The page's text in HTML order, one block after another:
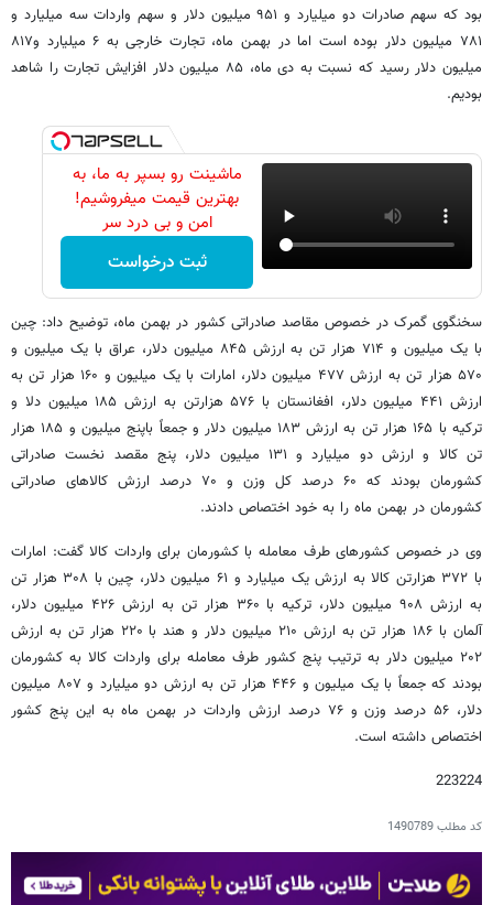
بود که سهم صادرات دو میلیارد و ۹۵۱ میلیون دلار و سهم واردات سه میلیارد و
۷۸۱ میلیون دلار بوده است اما در بهمن ماه، تجارت خارجی به ۶ میلیارد و۸۱۷
میلیون دلار رسید که نسبت به دی ماه، ۸۵ میلیون دلار افزایش تجارت را شاهد
بودیم.
ماشینت رو بسپر به ما، به
بهترین قیمت میفروشیم!
امن و بی درد سر
ثبت درخواست
سخنگوی گمرک در خصوص مقاصد صادراتی کشور در بهمن ماه، توضیح داد: چین
با یک میلیون و ۷۱۴ هزار تن به ارزش ۸۴۵ میلیون دلار، عراق با یک میلیون و
۵۷۰ هزار تن به ارزش ۴۷۷ میلیون دلار، امارات با یک میلیون و ۱۶۰ هزار تن به
ارزش ۴۴۱ میلیون دلار، افغانستان با ۵۷۶ هزارتن به ارزش ۱۸۵ میلیون دلا و
ترکیه با ۱۶۵ هزار تن به ارزش ۱۸۳ میلیون دلار و جمعاً باپنج میلیون و ۱۸۵ هزار
تن کالا و ارزش دو میلیارد و ۱۳۱ میلیون دلار، پنج مقصد نخست صادراتی
کشورمان بودند که ۶۰ درصد کل وزن و ۷۰ درصد ارزش کالاهای صادراتی
کشورمان در بهمن ماه را به خود اختصاص دادند.
وی در خصوص کشورهای طرف معامله با کشورمان برای واردات کالا گفت: امارات
با ۳۷۲ هزارتن کالا به ارزش یک میلیارد و ۶۱ میلیون دلار، چین با ۳۰۸ هزار تن
به ارزش ۹۰۸ میلیون دلار، ترکیه با ۳۶۰ هزار تن به ارزش ۴۲۶ میلیون دلار،
آلمان با ۱۸۶ هزار تن به ارزش ۲۱۰ میلیون دلار و هند با ۲۲۰ هزار تن به ارزش
۲۰۲ میلیون دلار به ترتیب پنج کشور طرف معامله برای واردات کالا به کشورمان
بودند که جمعاً با یک میلیون و ۴۴۶ هزار تن به ارزش دو میلیارد و ۸۰۷ میلیون
دلار، ۵۶ درصد وزن و ۷۶ درصد ارزش واردات در بهمن ماه به این پنج کشور
اختصاص داشته است.
223224
کد مطلب1490789